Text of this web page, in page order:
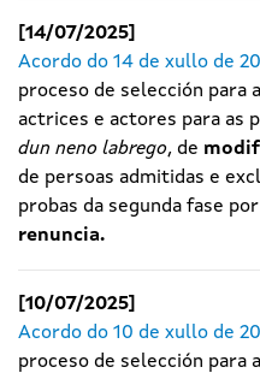
[14/07/2025]
Acordo do 14 de xullo de
proceso de selección para
actrices e actores para as
dun neno labrego, de
de persoas admitidas e
probas da segunda fase por
renuncia.
[10/07/2025]
Acordo do 10 de xullo de
proceso de selección para